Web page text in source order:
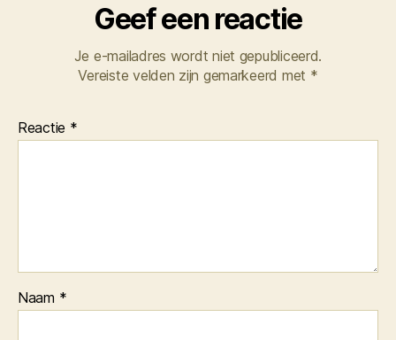
Geef een reactie
Je e-mailadres wordt niet gepubliceerd.
Vereiste velden zijn gemarkeerd met *
Reactie *
Naam *